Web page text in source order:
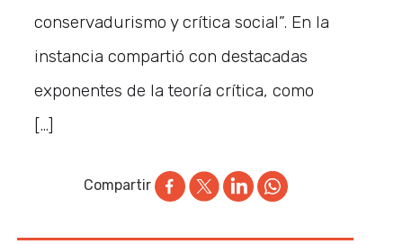
conservadurismo y crítica social”. En la
instancia compartió con destacadas
exponentes de la teoría crítica, como
[…]
Compartir